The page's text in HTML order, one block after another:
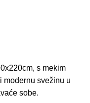
s mekim
modernu svežinu u
sobe.